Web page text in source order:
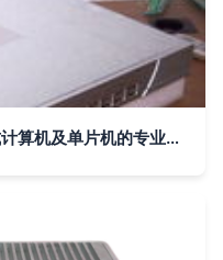
工控电脑 多网卡工控机、嵌入式计算机及单片机的专业生产供应商